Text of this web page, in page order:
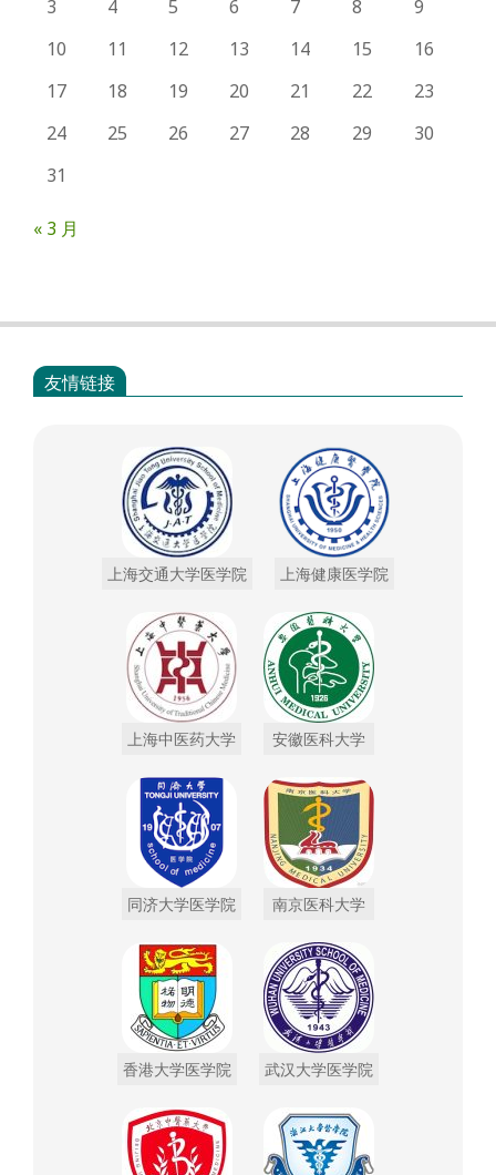
3 4 5 6 7 8
9
10
11 12 13 14 15
16
17
18 19 20 21 22
23
24
25 26 27 28 29
30
31
« 3 月
友情链接
上海交通大学医学院 上海健康医学院
上海中医药大学 安徽医科大学
同济大学医学院 南京医科大学
香港大学医学院 武汉大学医学院